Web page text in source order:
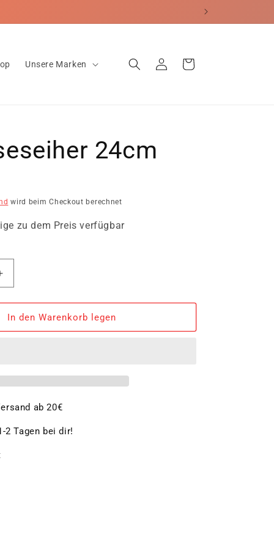
Unsere Marken EinloggenWarenkorb
24cm
wird beim Checkout berechnet
zu dem Preis verfügbar
In den Warenkorb legen
ab 20€
2 Tagen bei dir!